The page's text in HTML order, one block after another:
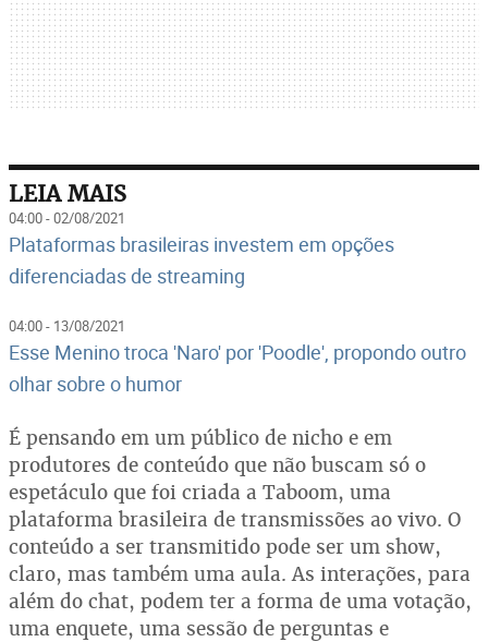
LEIA MAIS
04:00 - 02/08/2021
Plataformas brasileiras investem em opções
diferenciadas de streaming
04:00 - 13/08/2021
Esse Menino troca 'Naro' por 'Poodle', propondo outro
olhar sobre o humor
É pensando em um público de nicho e em
produtores de conteúdo que não buscam só o
espetáculo que foi criada a Taboom, uma
plataforma brasileira de transmissões ao vivo. O
conteúdo a ser transmitido pode ser um show,
claro, mas também uma aula. As interações, para
além do chat, podem ter a forma de uma votação,
uma enquete, uma sessão de perguntas e